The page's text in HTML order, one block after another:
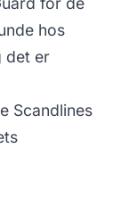
hos
det er
Scandlines